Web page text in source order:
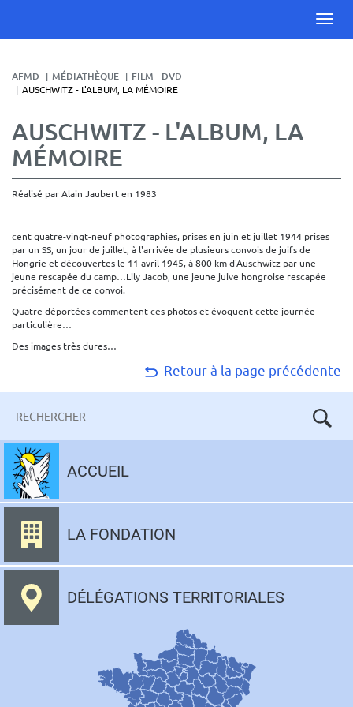
AFMD MÉDIATHÈQUE FILM - DVD
AUSCHWITZ - L'ALBUM, LA MÉMOIRE
AUSCHWITZ - L'ALBUM, LA
MÉMOIRE
Réalisé par Alain Jaubert en 1983
cent quatre-vingt-neuf photographies, prises en juin et juillet 1944 prises
par un SS, un jour de juillet, à l'arrivée de plusieurs convois de juifs de
Hongrie et découvertes le 11 avril 1945, à 800 km d'Auschwitz par une
jeune rescapée du camp…Lily Jacob, une jeune juive hongroise rescapée
précisément de ce convoi.
Quatre déportées commentent ces photos et évoquent cette journée
particulière…
Des images très dures…
Retour à la page précédente
clés
Aller
contenu
ACCUEIL
LA FONDATION
DÉLÉGATIONS TERRITORIALES